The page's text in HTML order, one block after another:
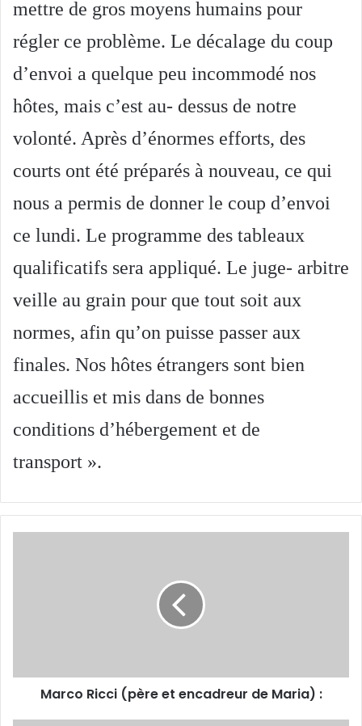
mettre de gros moyens humains pour
régler ce problème. Le décalage du coup
d’envoi a quelque peu incommodé nos
hôtes, mais c’est au- dessus de notre
volonté. Après d’énormes efforts, des
courts ont été préparés à nouveau, ce qui
nous a permis de donner le coup d’envoi
ce lundi. Le programme des tableaux
qualificatifs sera appliqué. Le juge- arbitre
veille au grain pour que tout soit aux
normes, afin qu’on puisse passer aux
finales. Nos hôtes étrangers sont bien
accueillis et mis dans de bonnes
conditions d’hébergement et de
transport ».
Marco Ricci (père et encadreur de Maria) :